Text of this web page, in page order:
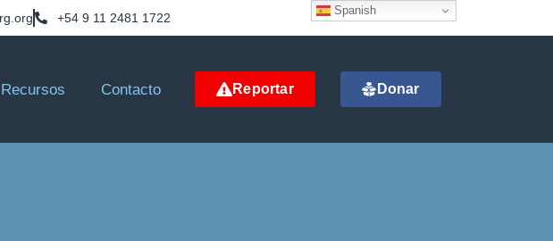
+54 9 11 2481 1722
Recursos Contacto Reportar Donar
Spanish